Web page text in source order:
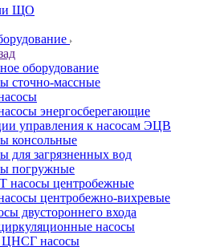
ЩО
оборудование
сточно-массные
энергосберегающие
управления к насосам ЭЦВ
консольные
для загрязненных вод
погружные
насосы центробежные
центробежно-вихревые
двустороннего входа
насосы
насосы